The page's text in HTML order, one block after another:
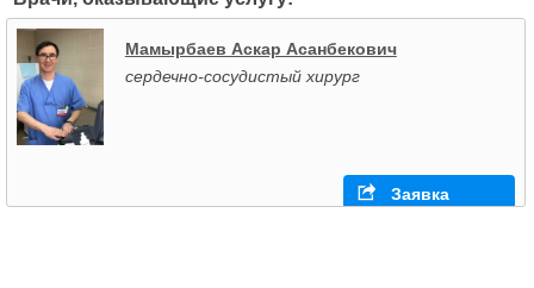
Мамырбаев Аскар Асанбекович
сердечно-сосудистый хирург
Заявка